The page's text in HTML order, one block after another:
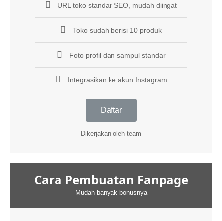
URL toko standar SEO, mudah diingat
Toko sudah berisi 10 produk
Foto profil dan sampul standar
Integrasikan ke akun Instagram
Daftar
Dikerjakan oleh team
Cara Pembuatan Fanpage
Mudah banyak bonusnya